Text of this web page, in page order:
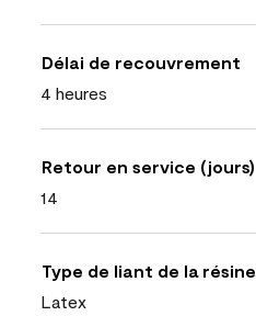
Délai de recouvrement
4 heures
Retour en service (jours)
14
Type de liant de la résine
Latex